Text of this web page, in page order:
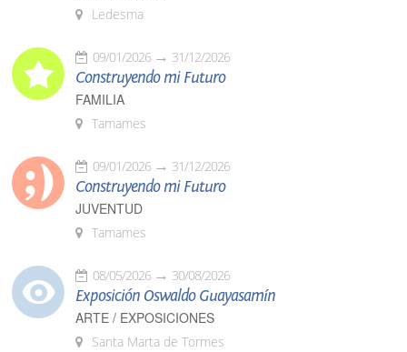
Ledesma
09/01/2026 31/12/2026
Construyendo mi Futuro
FAMILIA
Tamames
09/01/2026 31/12/2026
Construyendo mi Futuro
JUVENTUD
Tamames
08/05/2026 30/08/2026
Exposición Oswaldo Guayasamín
ARTE / EXPOSICIONES
Santa Marta de Tormes